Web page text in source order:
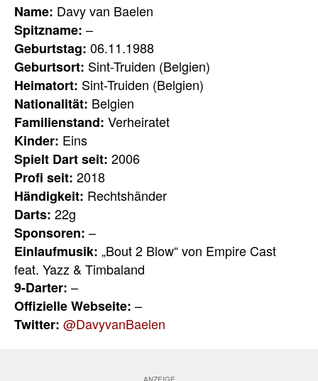
Name: Davy van Baelen
Spitzname: –
Geburtstag: 06.11.1988
Geburtsort: Sint-Truiden (Belgien)
Heimatort: Sint-Truiden (Belgien)
Nationalität: Belgien
Familienstand: Verheiratet
Kinder: Eins
Spielt Dart seit: 2006
Profi seit: 2018
Händigkeit: Rechtshänder
Darts: 22g
Sponsoren: –
Einlaufmusik: „Bout 2 Blow“ von Empire Cast
feat. Yazz & Timbaland
9-Darter: –
Offizielle Webseite: –
Twitter: @DavyvanBaelen